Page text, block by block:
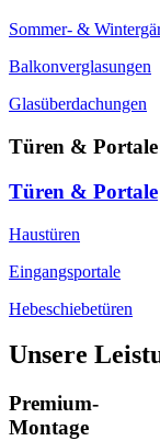
Sommer- &
Balkonverglasungen
Glasüberdachungen
Türen & Portale
Türen & Portale
Haustüren
Eingangsportale
Hebeschiebetüren
Unsere
Premium-
Montage